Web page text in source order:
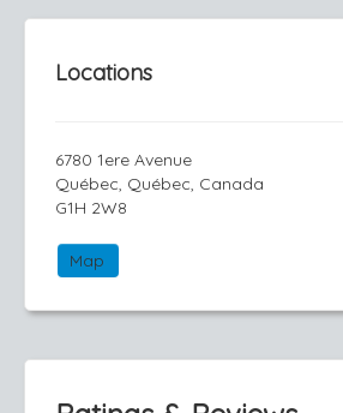
Locations
6780 1ere Avenue
Québec, Québec, Canada
G1H 2W8
Map